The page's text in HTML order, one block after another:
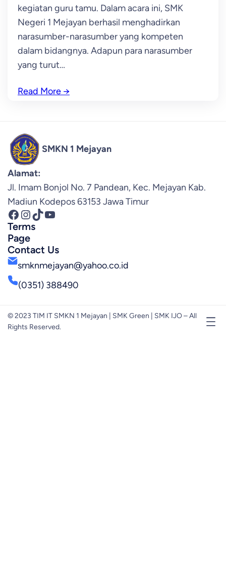
kegiatan guru tamu. Dalam acara ini, SMK
Negeri 1 Mejayan berhasil menghadirkan
narasumber-narasumber yang kompeten
dalam bidangnya. Adapun para narasumber
yang turut…
Read More →
SMKN 1 Mejayan
Alamat:
Jl. Imam Bonjol No. 7 Pandean, Kec. Mejayan Kab.
Madiun Kodepos 63153 Jawa Timur
Facebook InstagramTikTok YouTube
Terms
Page
Contact Us
smknmejayan@yahoo.co.id
(0351) 388490
© 2023 TIM IT SMKN 1 Mejayan | SMK Green | SMK IJO – All
Rights Reserved.